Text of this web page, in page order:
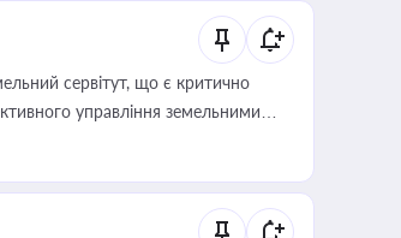
сервітут, що є критично
управління земельними